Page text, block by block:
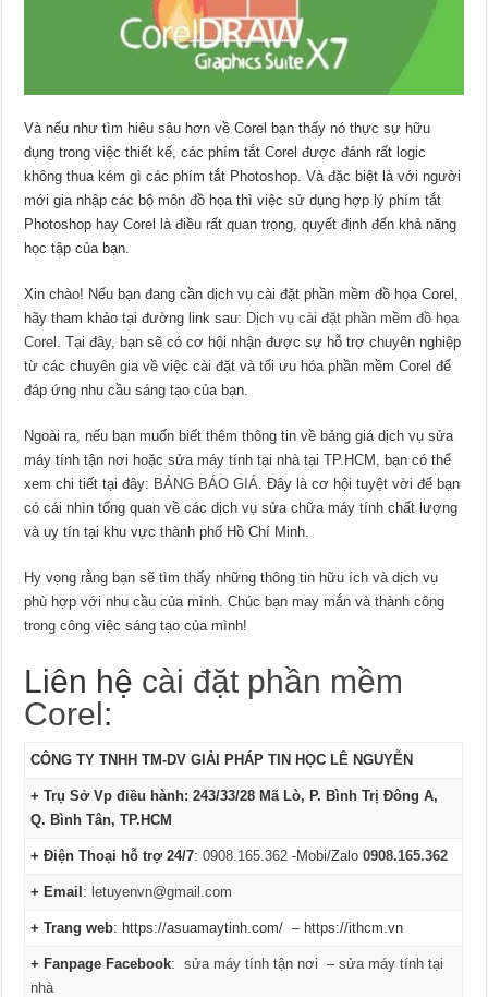
Và nếu như tìm hiêu sâu hơn về Corel bạn thấy nó thực sự hữu
dụng trong việc thiết kế, các phím tắt Corel được đánh rất logic
không thua kém gì các phím tắt Photoshop. Và đặc biệt là với người
mới gia nhập các bộ môn đồ họa thì việc sử dụng hợp lý phím tắt
Photoshop hay Corel là điều rất quan trọng, quyết định đến khả năng
học tập của bạn.
Xin chào! Nếu bạn đang cần dịch vụ cài đặt phần mềm đồ họa Corel,
hãy tham khảo tại đường link sau: Dịch vụ cài đặt phần mềm đồ họa
Corel. Tại đây, bạn sẽ có cơ hội nhận được sự hỗ trợ chuyên nghiệp
từ các chuyên gia về việc cài đặt và tối ưu hóa phần mềm Corel để
đáp ứng nhu cầu sáng tạo của bạn.
Ngoài ra, nếu bạn muốn biết thêm thông tin về bảng giá dịch vụ sửa
máy tính tận nơi hoặc sửa máy tính tại nhà tại TP.HCM, bạn có thể
xem chi tiết tại đây: BẢNG BÁO GIÁ. Đây là cơ hội tuyệt vời để bạn
có cái nhìn tổng quan về các dịch vụ sửa chữa máy tính chất lượng
và uy tín tại khu vực thành phố Hồ Chí Minh.
Hy vọng rằng bạn sẽ tìm thấy những thông tin hữu ích và dịch vụ
phù hợp với nhu cầu của mình. Chúc bạn may mắn và thành công
trong công việc sáng tạo của mình!
Liên hệ cài đặt phần mềm
Corel :
CÔNG TY TNHH TM-DV GIẢI PHÁP TIN HỌC LÊ NGUYỄN
+ Trụ Sở Vp điều hành: 243/33/28 Mã Lò, P. Bình Trị Đông A,
Q. Bình Tân, TP.HCM
+ Điện Thoại hỗ trợ 24/7:0908.165.362 -Mobi/Zalo0908.165.362
+ Email : letuyenvn@gmail.com
+ Trang web: https://asuamaytinh.com/ – https://ithcm.vn
+ Fanpage Facebook:sửa máy tính tận nơi –sửa máy tính tại
nhà